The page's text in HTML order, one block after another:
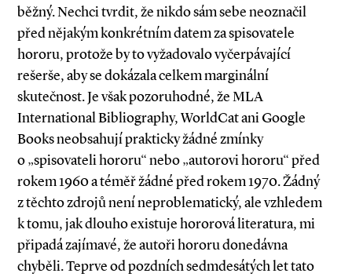
běžný. Nechci tvrdit, že nikdo sám sebe ne­­označil
před nějakým konkrétním datem za spisovatele
hororu, protože by to vyžadovalo vyčerpávající
rešerše, aby se dokázala celkem marginální
skutečnost. Je však pozoruhodné, že MLA
International Bibliography, WorldCat ani Google
Books neobsahují prakticky žádné zmínky
o „spisovateli hororu“ nebo „autorovi hororu“ před
rokem 1960 a téměř žádné před rokem 1970. Žádný
z těchto zdrojů není neproblematický, ale vzhledem
k tomu, jak dlouho existuje hororová literatura, mi
připadá zajímavé, že autoři hororu donedávna
chyběli. Teprve od pozdních sedmdesátých let tato